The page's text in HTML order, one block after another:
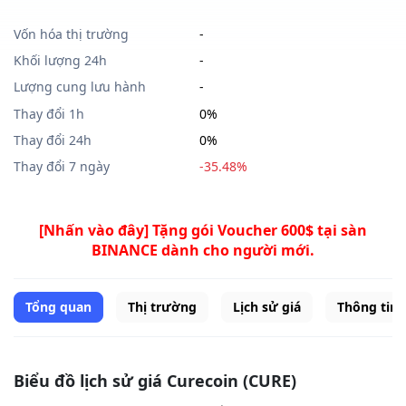
Vốn hóa thị trường
-
Khối lượng 24h
-
Lượng cung lưu hành
-
Thay đổi 1h
0%
Thay đổi 24h
0%
Thay đổi 7 ngày
-35.48%
[Nhấn vào đây] Tặng gói Voucher 600$ tại sàn
BINANCE dành cho người mới.
Tổng quan Thị trường Lịch sử giá Thông tin
Biểu đồ lịch sử giá Curecoin (CURE)